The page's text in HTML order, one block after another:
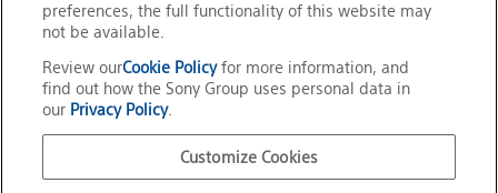
preferences, the full functionality of this website may
not be available.
Review ourCookie Policyfor more information, and
find out how the Sony Group uses personal data in
our Privacy Policy.
Customize Cookies